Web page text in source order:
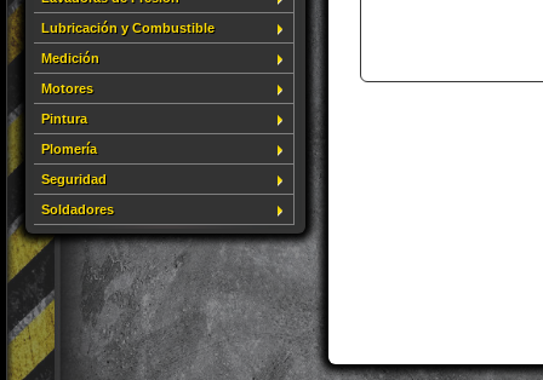
Lubricación y Combustible
Medición
Motores
Pintura
Plomería
Seguridad
Soldadores